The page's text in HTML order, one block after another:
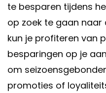
te besparen tijdens
op zoek te gaan naar
kun je profiteren van
besparingen op je
om
promoties of